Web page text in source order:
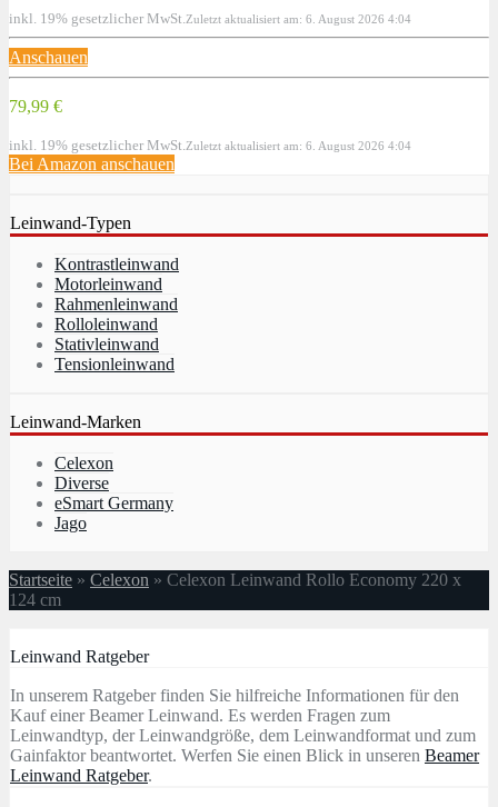
inkl. 19% gesetzlicher MwSt. Zuletzt aktualisiert am: 6. August 2026 4:04
Anschauen
79,99 €
inkl. 19% gesetzlicher MwSt. Zuletzt aktualisiert am: 6. August 2026 4:04
Bei Amazon anschauen
Leinwand-Typen
Kontrastleinwand
Motorleinwand
Rahmenleinwand
Rolloleinwand
Stativleinwand
Tensionleinwand
Leinwand-Marken
Celexon
Diverse
eSmart Germany
Jago
Startseite » Celexon » Celexon Leinwand Rollo Economy 220 x
124 cm
Leinwand Ratgeber
In unserem Ratgeber finden Sie hilfreiche Informationen für den
Kauf einer Beamer Leinwand. Es werden Fragen zum
Leinwandtyp, der Leinwandgröße, dem Leinwandformat und zum
Gainfaktor beantwortet. Werfen Sie einen Blick in unseren Beamer
Leinwand Ratgeber.